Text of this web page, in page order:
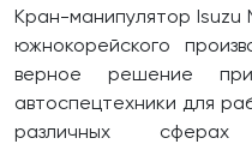
Кран-манипулятор Isuzu
южнокорейского
верное решение при
автоспецтехники для
различных